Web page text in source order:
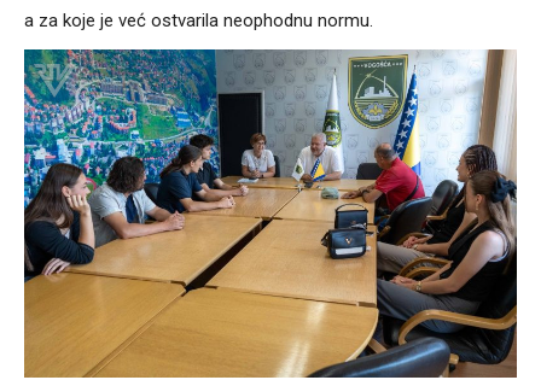
a za koje je već ostvarila neophodnu normu.